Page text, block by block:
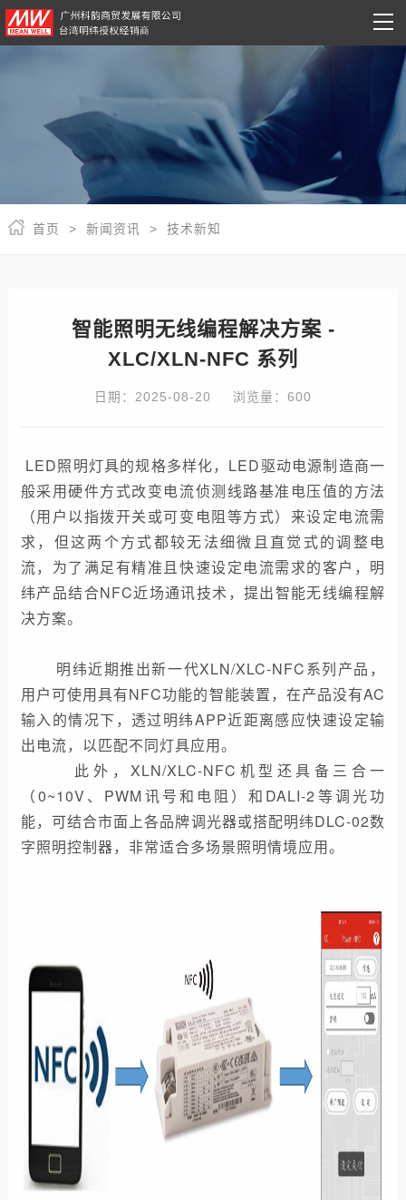
首页 > 新闻资讯 > 技术新知
智能照明无线编程解决方案 -
XLC/XLN-NFC 系列
日期：2025-08-20 浏览量：600
LED照明灯具的规格多样化，LED驱动电源制造商一
般采用硬件方式改变电流侦测线路基准电压值的方法
（用户以指拨开关或可变电阻等方式）来设定电流需
求，但这两个方式都较无法细微且直觉式的调整电
流，为了满足有精准且快速设定电流需求的客户，明
纬产品结合NFC近场通讯技术，提出智能无线编程解
决方案。
明纬近期推出新一代XLN/XLC-NFC系列产品，
用户可使用具有NFC功能的智能装置，在产品没有AC
输入的情况下，透过明纬APP近距离感应快速设定输
出电流，以匹配不同灯具应用。
此外，XLN/XLC-NFC机型还具备三合一
（0~10V、PWM讯号和电阻）和DALI-2等调光功
能，可结合市面上各品牌调光器或搭配明纬DLC-02数
字照明控制器，非常适合多场景照明情境应用。